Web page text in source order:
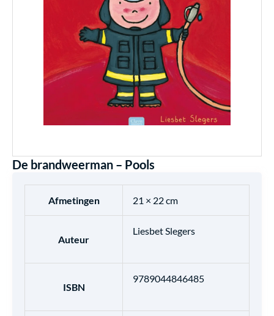
De brandweerman – Pools
Afmetingen 21 × 22 cm
Auteur
Liesbet Slegers
ISBN
9789044846485